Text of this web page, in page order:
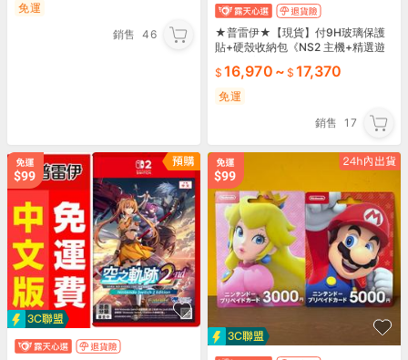
免運
銷售 46
★普雷伊★【現貨】付9H玻璃保護
貼+硬殼收納包《NS2 主機+精選遊
16,970 ~ 17,370
免運
銷售 17